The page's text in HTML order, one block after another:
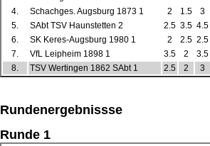
4.
Schachges. Augsburg 1873 1 2 1.5
3
5.
SAbt TSV Haunstetten 2 2.5 3.5 4.5
6.
SK Keres-Augsburg 1980 1 2 2.5 2.5
7.
VfL Leipheim 1898 1 3.5 2
3.5
8.
TSV Wertingen 1862 SAbt 1 2.5 2 3
Rundenergebnissse
Runde 1